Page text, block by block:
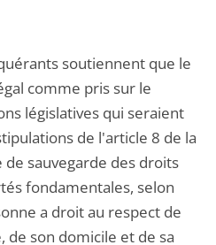
soutiennent que le
comme pris sur le
législatives qui seraient
de l'article 8 de la
sauvegarde des droits
fondamentales, selon
a droit au respect de
de son domicile et de sa